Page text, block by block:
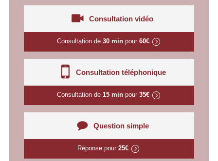
Consultation vidéo
Consultation de 30 minpour 60€
Consultation téléphonique
Consultation de 15 minpour 35€
Question simple
Réponse pour25€